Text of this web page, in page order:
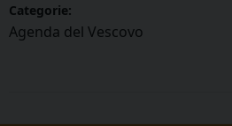
Categorie:
Agenda del Vescovo